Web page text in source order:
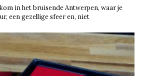
in het bruisende Antwerpen, waar je
een gezellige sfeer en, niet